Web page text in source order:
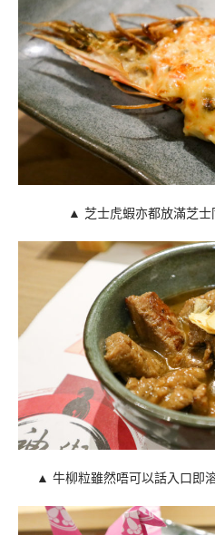
▲ 芝士虎蝦亦都放滿芝士
▲ 牛柳粒雖然唔可以話入口即